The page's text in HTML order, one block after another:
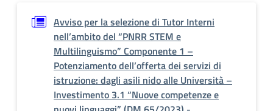
Avviso per la selezione di Tutor Interni
nell’ambito del “PNRR STEM e
Multilinguismo” Componente 1 –
Potenziamento dell’offerta dei servizi di
istruzione: dagli asili nido alle Università –
Investimento 3.1 “Nuove competenze e